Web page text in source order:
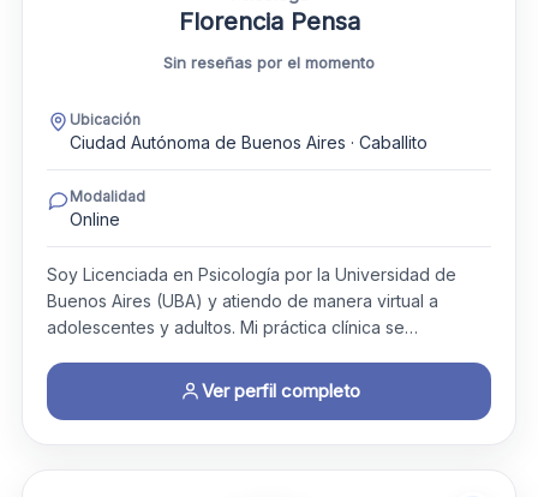
Florencia Pensa
Sin reseñas por el momento
Ubicación
Ciudad Autónoma de Buenos Aires · Caballito
Modalidad
Online
Soy Licenciada en Psicología por la Universidad de
Buenos Aires (UBA) y atiendo de manera virtual a
adolescentes y adultos. Mi práctica clínica se…
Ver perfil completo